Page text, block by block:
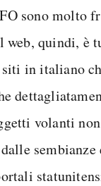
sono molto
web, quindi, è
in italiano
volanti